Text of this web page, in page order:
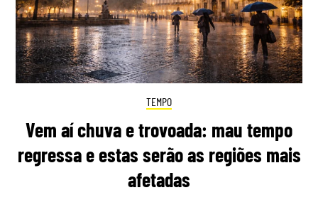
TEMPO
Vem aí chuva e trovoada: mau tempo
regressa e estas serão as regiões mais
afetadas